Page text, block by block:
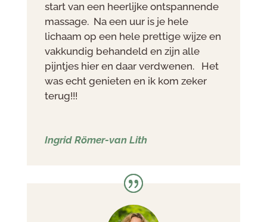
start van een heerlijke ontspannende
massage. Na een uur is je hele
lichaam op een hele prettige wijze en
vakkundig behandeld en zijn alle
pijntjes hier en daar verdwenen. Het
was echt genieten en ik kom zeker
terug!!!
Ingrid Römer-van Lith